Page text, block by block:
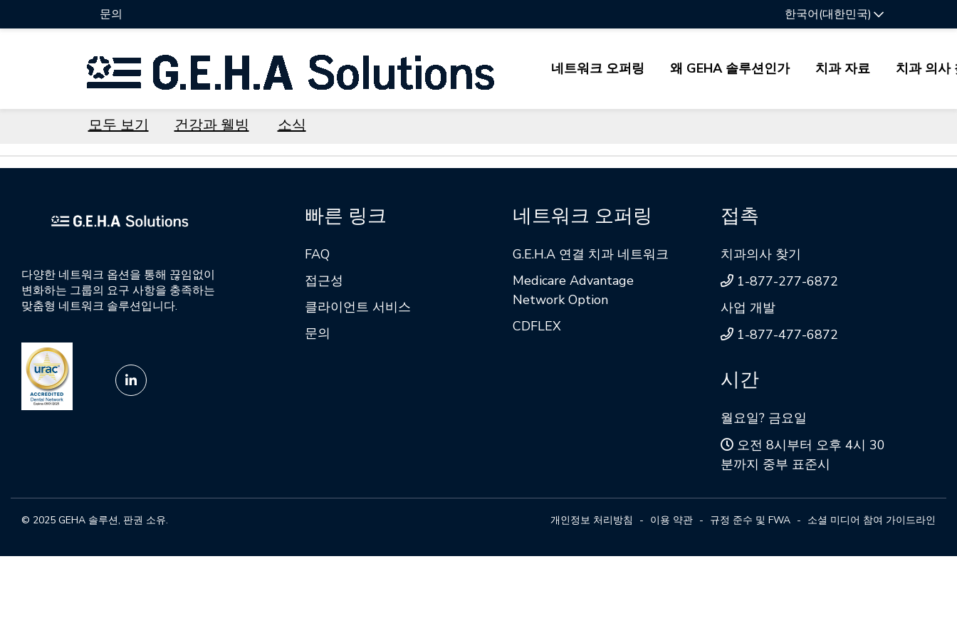
문의 한국어(대한민국)
네트워크 오퍼링 왜 GEHA 솔루션인가 치과 자료 치과 의사
모두 보기 건강과 웰빙 소식
다양한 네트워크 옵션을 통해 끊임없이
변화하는 그룹의 요구 사항을 충족하는
맞춤형 네트워크 솔루션입니다.
빠른 링크
FAQ
접근성
클라이언트 서비스
문의
네트워크 오퍼링
G.E.H.A 연결 치과 네트워크
Medicare Advantage
Network Option
CDFLEX
접촉
치과의사 찾기
1-877-277-6872
사업 개발
1-877-477-6872
시간
월요일? 금요일
오전 8시부터 오후 4시 30
분까지 중부 표준시
© 2025 GEHA 솔루션, 판권 소유. 개인정보 처리방침 이용 약관 규정 준수 및 FWA 소셜 미디어 참여 가이드라인